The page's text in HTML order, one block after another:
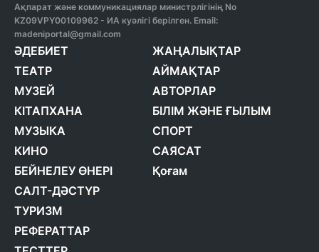
Ақпарат және коммуникациялар министрлігінің No
KZ09VPY00109962 - ИА куәлігі берілген. Email:
madeniportal@gmail.com
ӘДЕБИЕТ
ТЕАТР
МУЗЕЙ
КІТАПХАНА
МУЗЫКА
КИНО
БЕЙНЕЛЕУ ӨНЕРІ
САЛТ-ДӘСТҮР
ТУРИЗМ
РЕФЕРАТТАР
ЖАҢАЛЫҚТАР
АЙМАҚТАР
АВТОРЛАР
БІЛІМ ЖӘНЕ ҒЫЛЫМ
СПОРТ
САЯСАТ
Қоғам